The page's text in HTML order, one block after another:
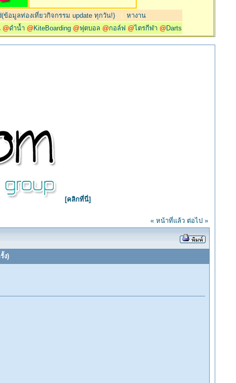
ข้อมูลท่องเที่ยวกิจกรรม update ทุกวัน!) |หางาน
@ดำน้ำ @ KiteBoarding @ฟุตบอล @กอล์ฟ @ไตรกีฬา @ Darts
[คลิกที่นี่]
« หน้าที่แล้ว ต่อไป »
ง)